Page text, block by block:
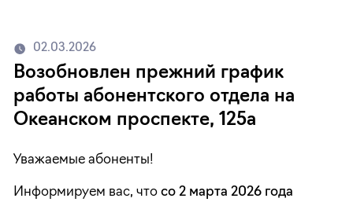
02.03.2026
Возобновлен прежний график
работы абонентского отдела на
Океанском проспекте, 125а
Уважаемые абоненты!
Информируем вас, что со 2 марта 2026 года